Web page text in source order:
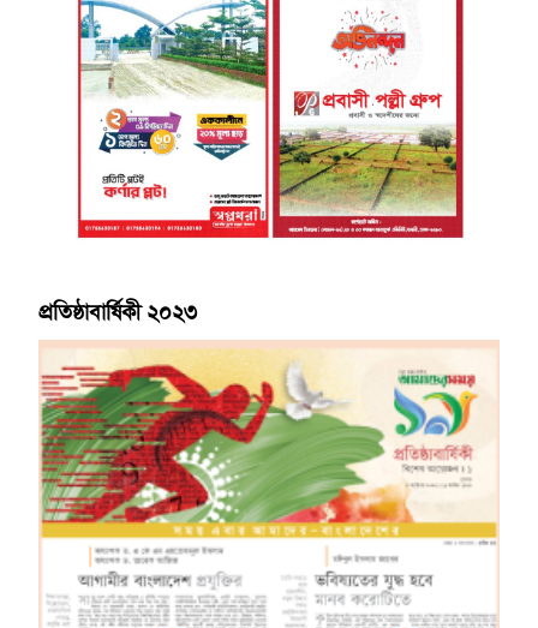
প্রতিষ্ঠাবার্ষিকী ২০২৩